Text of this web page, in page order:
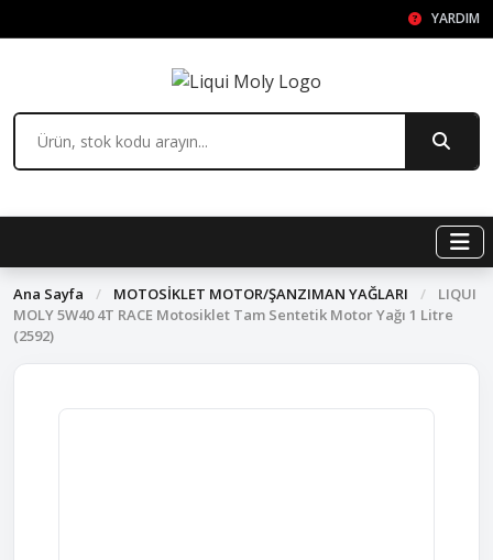
YARDIM
Ana Sayfa / MOTOSİKLET MOTOR/ŞANZIMAN YAĞLARI /
LIQUI
MOLY 5W40 4T RACE Motosiklet Tam Sentetik Motor Yağı 1 Litre
(2592)